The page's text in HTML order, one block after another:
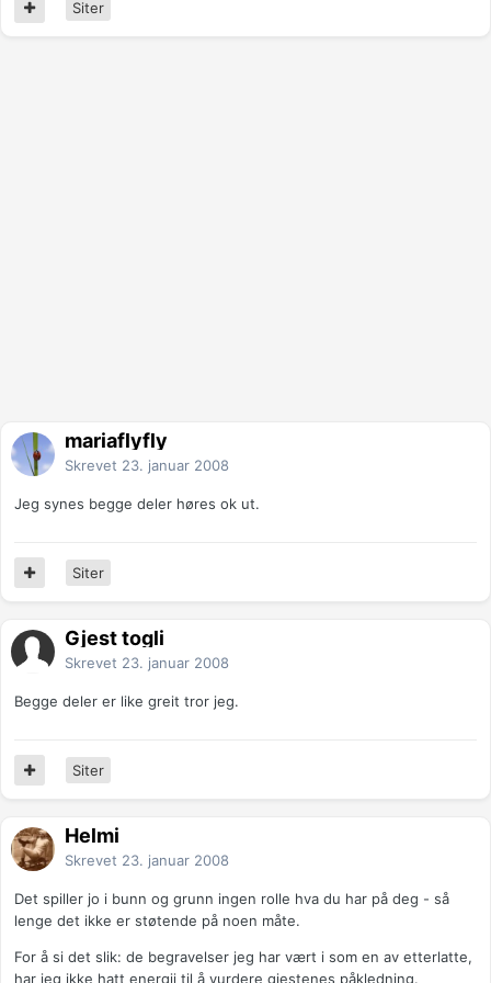
Siter
mariaflyfly
Skrevet 23. januar 2008
Jeg synes begge deler høres ok ut.
Siter
Gjest togli
Skrevet 23. januar 2008
Begge deler er like greit tror jeg.
Siter
Helmi
Skrevet 23. januar 2008
Det spiller jo i bunn og grunn ingen rolle hva du har på deg - så
lenge det ikke er støtende på noen måte.
For å si det slik: de begravelser jeg har vært i som en av etterlatte,
har jeg ikke hatt energii til å vurdere gjestenes påkledning.